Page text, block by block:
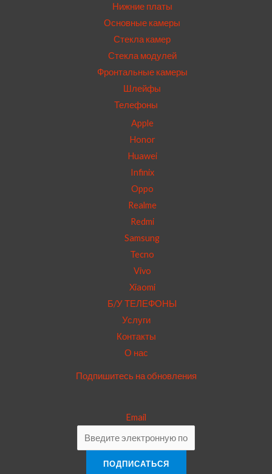
Нижние платы
Основные камеры
Стекла камер
Стекла модулей
Фронтальные камеры
Шлейфы
Телефоны
Apple
Honor
Huawei
Infinix
Oppo
Realme
Redmi
Samsung
Tecno
Vivo
Xiaomi
Б/У ТЕЛЕФОНЫ
Услуги
Контакты
О нас
Подпишитесь на обновления
Email
ПОДПИСАТЬСЯ